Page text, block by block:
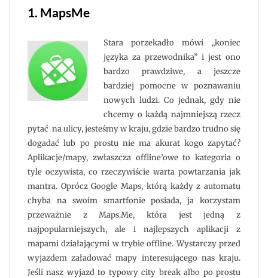
1. MapsMe
Stara porzekadło mówi „koniec
języka za przewodnika” i jest ono
bardzo prawdziwe, a jeszcze
bardziej pomocne w poznawaniu
nowych ludzi. Co jednak, gdy nie
chcemy o każdą najmniejszą rzecz
pytać na ulicy, jesteśmy w kraju, gdzie bardzo trudno się
dogadać lub po prostu nie ma akurat kogo zapytać?
Aplikacje/mapy, zwłaszcza offline’owe to kategoria o
tyle oczywista, co rzeczywiście warta powtarzania jak
mantra. Oprócz Google Maps, którą każdy z automatu
chyba na swoim smartfonie posiada, ja korzystam
przeważnie z Maps.Me, która jest jedną z
najpopularniejszych, ale i najlepszych aplikacji z
mapami działającymi w trybie offline. Wystarczy przed
wyjazdem załadować mapy interesującego nas kraju.
Jeśli nasz wyjazd to typowy city break albo po prostu